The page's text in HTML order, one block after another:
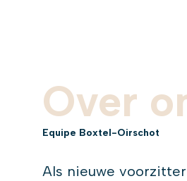
Over
Equipe Boxtel-Oirschot
Als nieuwe